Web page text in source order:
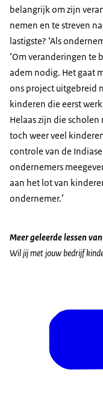
belangrijk om zijn
nemen en te streven
lastigste? ‘Als
‘Om veranderingen te
adem nodig. Het gaat
ons project uitgebreid
kinderen die eerst
Helaas zijn die
toch weer veel
controle van de
ondernemers
aan het lot van
ondernemer.’
Meer geleerde lessen
Wil jij met jouw bedrijf